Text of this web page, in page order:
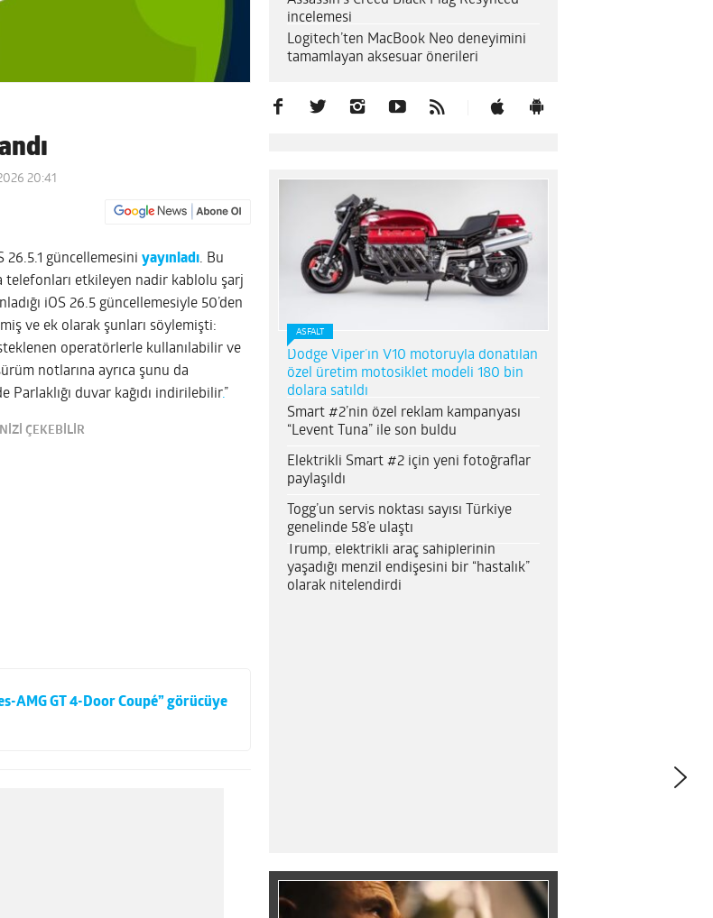
20:41
26.5.1 güncellemesini yayınladı. Bu
telefonları etkileyen nadir kablolu şarj
iOS 26.5 güncellemesiyle 50’den
ve ek olarak şunları söylemişti:
operatörlerle kullanılabilir ve
notlarına ayrıca şunu da
duvar kağıdı indirilebilir.”
ÇEKEBİLİR
AMG GT 4-Door Coupé” görücüye
incelemesi
Logitech’ten MacBook Neo deneyimini
tamamlayan aksesuar önerileri
ASFALT
Dodge Viper’ın V10 motoruyla donatılan
özel üretim motosiklet modeli 180 bin
dolara satıldı
Smart #2’nin özel reklam kampanyası
“Levent Tuna” ile son buldu
Elektrikli Smart #2 için yeni fotoğraflar
paylaşıldı
Togg’un servis noktası sayısı Türkiye
genelinde 58’e ulaştı
Trump, elektrikli araç sahiplerinin
yaşadığı menzil endişesini bir “hastalık”
olarak nitelendirdi